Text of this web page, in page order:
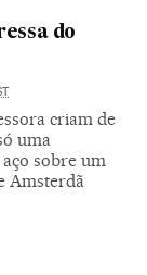
do
criam de
uma
sobre um
Amsterdã